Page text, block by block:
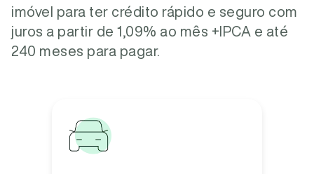
imóvel para ter crédito rápido e seguro com
juros a partir de 1,09% ao mês +IPCA e até
240 meses para pagar.